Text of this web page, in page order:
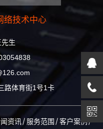
络技术中心
生
路体育街1号1卡
资讯 服务范围
客户案例